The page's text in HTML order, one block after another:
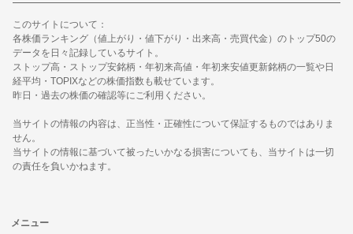
このサイトについて：
各株価ランキング（値上がり・値下がり・出来高・売買代金）のトップ50の
データを日々記録しているサイト。
ストップ高・ストップ安銘柄・年初来高値・年初来安値更新銘柄の一覧や日
経平均・TOPIXなどの株価指数も載せています。
昨日・過去の株価の確認等にご利用ください。
当サイトの情報の内容は、正当性・正確性について保証するものではありま
せん。
当サイトの情報に基づいて被ったいかなる損害についても、当サイトは一切
の責任を負いかねます。
メニュー